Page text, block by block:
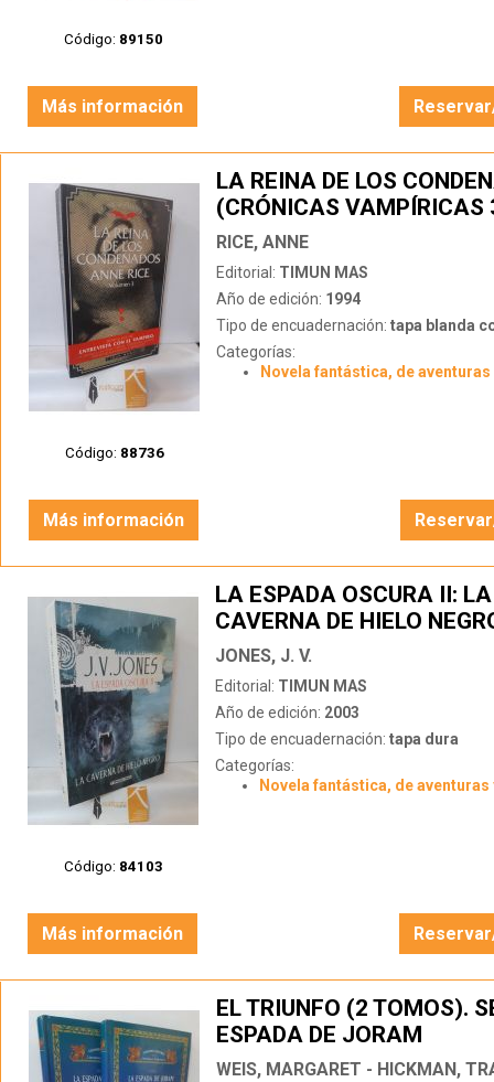
Código: 89150
Más información
Código: 88736
LA REINA DE LOS
(CRÓNICAS VAMPÍRICAS
RICE, ANNE
Editorial: TIMUN MAS
Año de edición: 1994
Tipo de encuadernación: tapa blanda
Categorías:
Novela fantástica, de aventuras
Más información
Código: 84103
LA ESPADA OSCURA II: LA
CAVERNA DE HIELO
JONES, J. V.
Editorial: TIMUN MAS
Año de edición: 2003
Tipo de encuadernación: tapa dura
Categorías:
Novela fantástica, de aventuras
Más información
EL TRIUNFO (2 TOMOS).
ESPADA DE JORAM
WEIS, MARGARET - HICKMAN,